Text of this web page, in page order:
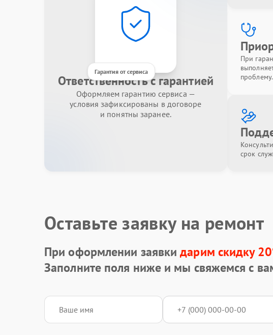
Гарантия от сервиса
Ответственность с гарантией
Оформляем гарантию сервиса —
условия зафиксированы в договоре
и понятны заранее.
При
проблему.
срок
Оставьте заявку на ремонт
При оформлении заявкидарим скидку
Заполните поля ниже и мы свяжемся с